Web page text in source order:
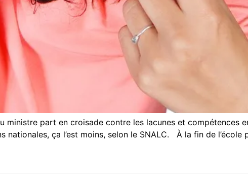
ministre part en croisade contre les lacunes et compétences
nationales, ça l’est moins, selon le SNALC. À la fin de